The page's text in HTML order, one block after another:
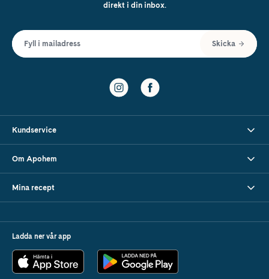
direkt i din inbox.
Fyll i mailadress Skicka
Kundservice
Om Apohem
Mina recept
Ladda ner vår app